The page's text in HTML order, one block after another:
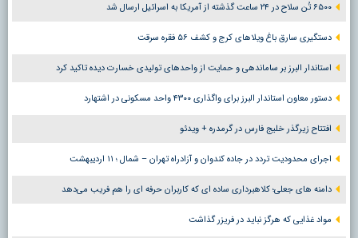
۶۵۰۰ تُن سلاح در ۲۴ ساعت گذشته از آمریکا به اسرائیل ارسال شد
دستگیری سارق باغ ویلاهای کرج و کشف ۵۶ فقره سرقت
استاندار البرز بر ساماندهی و حمایت از واحدهای تولیدی خسارت دیده تاکید کرد
دستور معاون استاندار البرز برای واگذاری ۴۳۰۰ واحد مسکونی در اشتهارد
افتتاح زیرگذر خلیج فارس در گرمدره + ویدئو
اجرای محدودیت تردد در جاده کندوان و آزادراه تهران – شمال ؛ ١١ اردیبهشت
دامنه های جعلی؛ کلاهبرداری ساده ای که کاربران حرفه ای را هم فریب می‌دهد
مواد غذایی که هرگز نباید در فریزر گذاشت